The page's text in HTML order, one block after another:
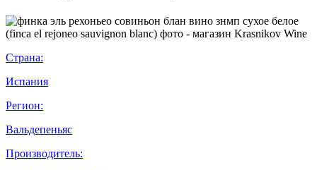
Страна:
Испания
Регион:
Вальдепеньяс
Производитель: